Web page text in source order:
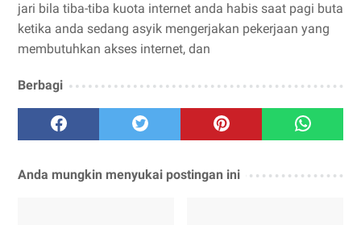
jari bila tiba-tiba kuota internet anda habis saat pagi buta
ketika anda sedang asyik mengerjakan pekerjaan yang
membutuhkan akses internet, dan
Berbagi
Anda mungkin menyukai postingan ini